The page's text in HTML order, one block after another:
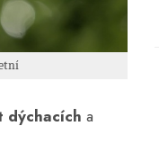
dýchacích a